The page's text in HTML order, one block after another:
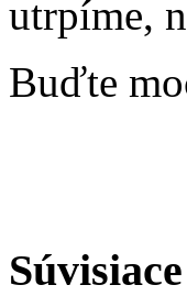
utrpíme,
Buďte